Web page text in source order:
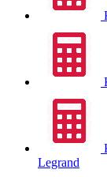
Legrand